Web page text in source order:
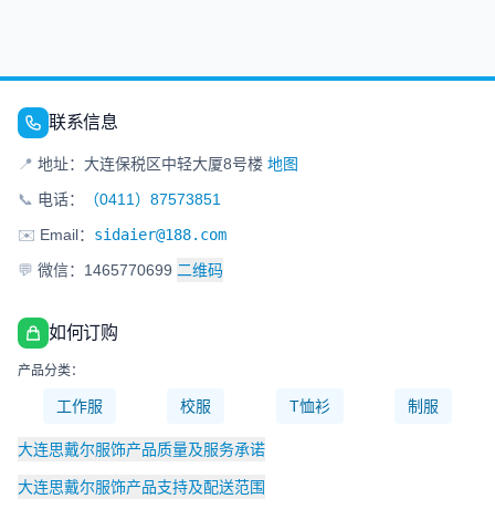
联系信息
📍 地址：大连保税区中轻大厦8号楼 地图
📞 电话：
（0411）87573851
✉️ Email： sidaier@188.com
💬 微信：1465770699 二维码
如何订购
产品分类：
工作服 校服 T恤衫 制服
大连思戴尔服饰产品质量及服务承诺
大连思戴尔服饰产品支持及配送范围